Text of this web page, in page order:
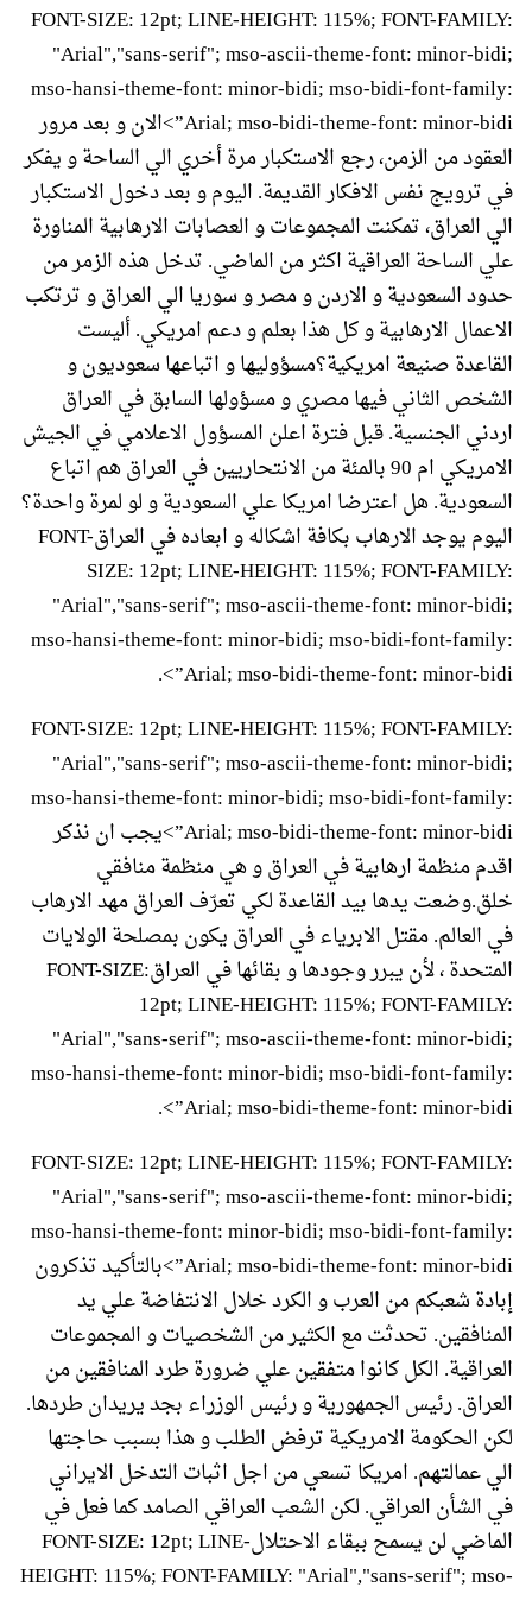
FONT-SIZE: 12pt; LINE-HEIGHT: 115%; FONT-FAMILY:
"Arial","sans-serif"; mso-ascii-theme-font: minor-bidi;
mso-hansi-theme-font: minor-bidi; mso-bidi-font-family:
Arial; mso-bidi-theme-font: minor-bidi”>الان و بعد مرور
العقود من الزمن، رجع الاستكبار مرة أخري الي الساحة و يفكر
في ترويج نفس الافكار القديمة. اليوم و بعد دخول الاستكبار
الي العراق، تمكنت المجموعات و العصابات الارهابية المناورة
علي الساحة العراقية اكثر من الماضي. تدخل هذه الزمر من
حدود السعودية و الاردن و مصر و سوريا الي العراق و ترتكب
الاعمال الارهابية و كل هذا بعلم و دعم امريكي. أليست
القاعدة صنيعة امريكية؟مسؤوليها و اتباعها سعوديون و
الشخص الثاني فيها مصري و مسؤولها السابق في العراق
اردني الجنسية. قبل فترة اعلن المسؤول الاعلامي في الجيش
الامريكي ام 90 بالمئة من الانتحاريين في العراق هم اتباع
السعودية. هل اعترضا امريكا علي السعودية و لو لمرة واحدة؟
اليوم يوجد الارهاب بكافة اشكاله و ابعاده في العراقFONT-
SIZE: 12pt; LINE-HEIGHT: 115%; FONT-FAMILY:
"Arial","sans-serif"; mso-ascii-theme-font: minor-bidi;
mso-hansi-theme-font: minor-bidi; mso-bidi-font-family:
Arial; mso-bidi-theme-font: minor-bidi”>.
FONT-SIZE: 12pt; LINE-HEIGHT: 115%; FONT-FAMILY:
"Arial","sans-serif"; mso-ascii-theme-font: minor-bidi;
mso-hansi-theme-font: minor-bidi; mso-bidi-font-family:
Arial; mso-bidi-theme-font: minor-bidi”>يجب ان نذكر
اقدم منظمة ارهابية في العراق و هي منظمة منافقي
خلق.وضعت يدها بيد القاعدة لكي تعرّف العراق مهد الارهاب
في العالم. مقتل الابرياء في العراق يكون بمصلحة الولايات
المتحدة ، لأن يبرر وجودها و بقائها في العراقFONT-SIZE:
12pt; LINE-HEIGHT: 115%; FONT-FAMILY:
"Arial","sans-serif"; mso-ascii-theme-font: minor-bidi;
mso-hansi-theme-font: minor-bidi; mso-bidi-font-family:
Arial; mso-bidi-theme-font: minor-bidi”>.
FONT-SIZE: 12pt; LINE-HEIGHT: 115%; FONT-FAMILY:
"Arial","sans-serif"; mso-ascii-theme-font: minor-bidi;
mso-hansi-theme-font: minor-bidi; mso-bidi-font-family:
Arial; mso-bidi-theme-font: minor-bidi”>بالتأكيد تذكرون
إبادة شعبكم من العرب و الكرد خلال الانتفاضة علي يد
المنافقين. تحدثت مع الكثير من الشخصيات و المجموعات
العراقية. الكل كانوا متفقين علي ضرورة طرد المنافقين من
العراق. رئيس الجمهورية و رئيس الوزراء بجد يريدان طردها.
لكن الحكومة الامريكية ترفض الطلب و هذا بسبب حاجتها
الي عمالتهم. امريكا تسعي من اجل اثبات التدخل الايراني
في الشأن العراقي. لكن الشعب العراقي الصامد كما فعل في
الماضي لن يسمح ببقاء الاحتلالFONT-SIZE: 12pt; LINE-
HEIGHT: 115%; FONT-FAMILY: "Arial","sans-serif"; mso-